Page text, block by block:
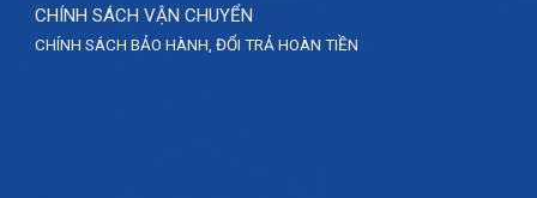
CHÍNH SÁCH VẬN CHUYỂN
CHÍNH SÁCH BẢO HÀNH, ĐỔI TRẢ HOÀN TIỀN